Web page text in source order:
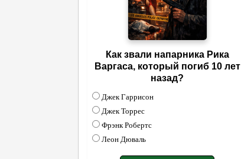
Как звали напарника Рика
Варгаса, который погиб 10 лет
назад?
Джек Гаррисон
Джек Торрес
Фрэнк Робертс
Леон Дюваль